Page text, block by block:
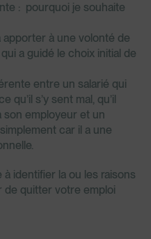
: pourquoi je souhaite
à une volonté de
a guidé le choix initial de
entre un salarié qui
s’y sent mal, qu’il
employeur et un
car il a une
identifier la ou les raisons
de quitter votre emploi